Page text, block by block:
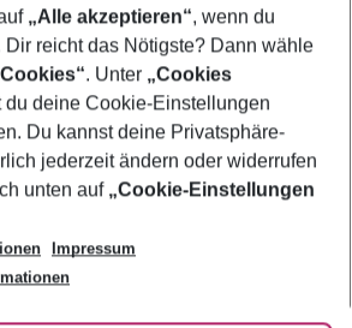
ändern
„Alle akzeptieren“, wenn du
reicht das Nötigste? Dann wähle
. Unter „Cookies
du deine Cookie-Einstellungen
Du kannst deine Privatsphäre-
jederzeit ändern oder widerrufen
unten auf „Cookie-Einstellungen
Impressum